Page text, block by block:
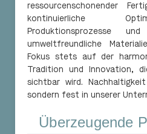
ressourcenschonender
kontinuierliche
Produktionsprozesse
umweltfreundliche
Fokus stets auf der
Tradition und Innovation,
sichtbar wird.
sondern fest in unserer
Überzeugende